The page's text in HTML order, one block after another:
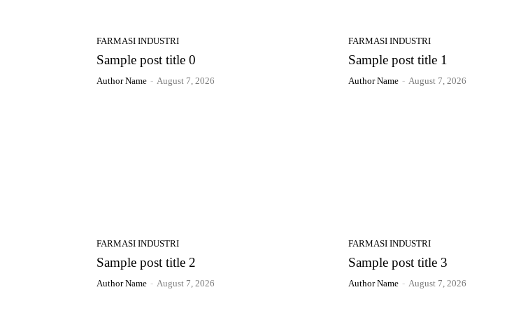
FARMASI INDUSTRI
Sample post title 0
Author Name - August 7, 2026
FARMASI INDUSTRI
Sample post title 1
Author Name - August 7, 2026
FARMASI INDUSTRI
Sample post title 2
Author Name - August 7, 2026
FARMASI INDUSTRI
Sample post title 3
Author Name - August 7, 2026